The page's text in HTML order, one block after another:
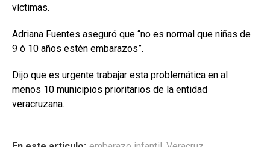
víctimas.
Adriana Fuentes aseguró que “no es normal que niñas de
9 ó 10 años estén embarazos”.
Dijo que es urgente trabajar esta problemática en al
menos 10 municipios prioritarios de la entidad
veracruzana.